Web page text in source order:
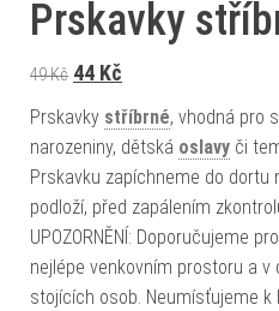
Prskavky
49Kč Původní cena byla: 49 Kč.
44 Kč
Prskavky stříbrné, vhodná pro
narozeniny, dětská oslavy či
Prskavku zapíchneme do dortu
podloží, před zapálením
UPOZORNĚNÍ: Doporučujeme
nejlépe venkovním prostoru a
stojících osob. Neumísťujeme